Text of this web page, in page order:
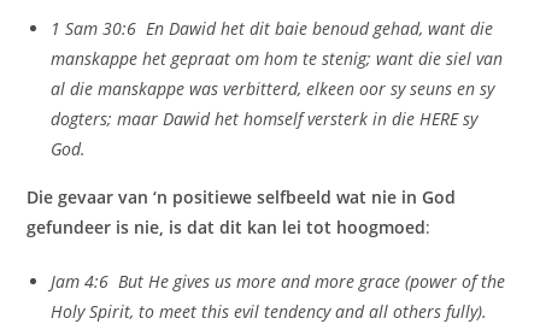
1 Sam 30:6 En Dawid het dit baie benoud gehad, want die
manskappe het gepraat om hom te stenig; want die siel van
al die manskappe was verbitterd, elkeen oor sy seuns en sy
dogters; maar Dawid het homself versterk in die HERE sy
God.
Die gevaar van ‘n positiewe selfbeeld wat nie in God
gefundeer is nie, is dat dit kan lei tot hoogmoed:
Jam 4:6 But He gives us more and more grace (power of the
Holy Spirit, to meet this evil tendency and all others fully).